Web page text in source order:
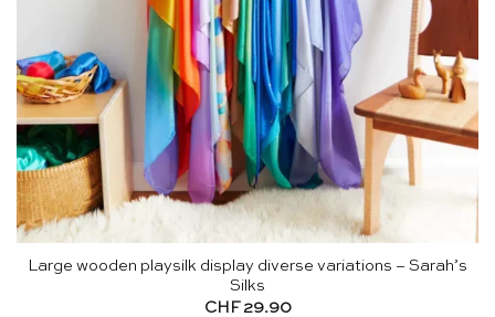
Large wooden playsilk display diverse variations – Sarah’s
Silks
CHF29.90